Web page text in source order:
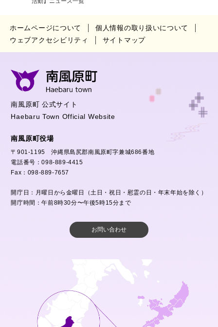
ホームページについて
個人情報の取り扱いについて
ウェブアクセシビリティ
サイトマップ
南風原町 公式サイト
Haebaru Town Official Website
南風原町役場
〒901-1195 沖縄県島尻郡南風原町字兼城686番地
電話番号：098-889-4415
Fax：098-889-7657
開庁日：月曜日から金曜日（土日・祝日・慰霊の日・年末年始を除く）
開庁時間：午前8時30分〜午後5時15分まで
お問い合わせ